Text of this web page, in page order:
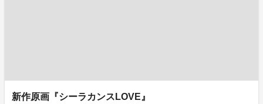
新作原画『シーラカンスLOVE』